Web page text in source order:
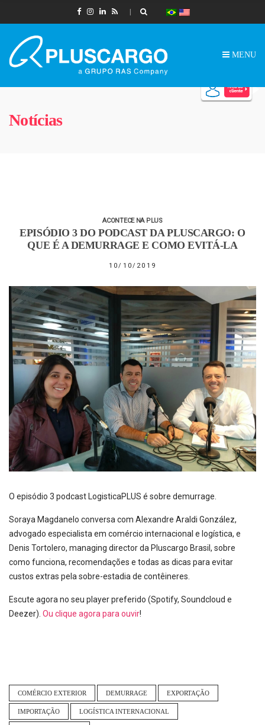
MENU
Notícias
ACONTECE NA PLUS
EPISÓDIO 3 DO PODCAST DA PLUSCARGO: O
QUE É A DEMURRAGE E COMO EVITÁ-LA
10/10/2019
O episódio 3 podcast LogisticaPLUS é sobre demurrage.
Soraya Magdanelo conversa com Alexandre Araldi González,
advogado especialista em comércio internacional e logística, e
Denis Tortolero, managing director da Pluscargo Brasil, sobre
como funciona, recomendações e todas as dicas para evitar
custos extras pela sobre-estadia de contêineres.
Escute agora no seu player preferido (Spotify, Soundcloud e
Deezer). Ou clique agora para ouvir!
COMÉRCIO EXTERIOR DEMURRAGE EXPORTAÇÃO
IMPORTAÇÃO LOGÍSTICA INTERNACIONAL